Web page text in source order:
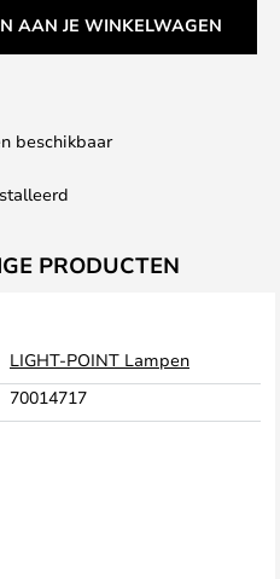
AAN JE WINKELWAGEN
beschikbaar
PRODUCTEN
LIGHT-POINT Lampen
70014717